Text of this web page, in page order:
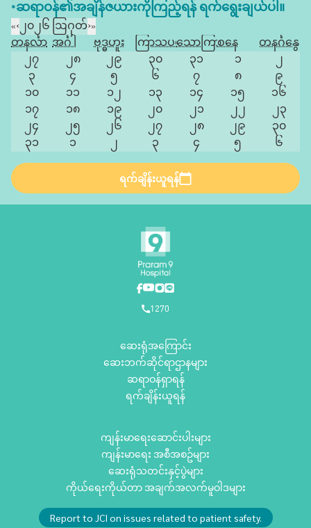
*ဆရာဝန်၏အချိန်ဇယားကိုကြည့်ရန် ရက်ရွေးချယ်ပါ။
«‹ ၂၀၂၆ ဩဂုတ်›»
တနင်္လာ အင်္ဂါ ဗုဒ္ဓဟူး ကြာသပတေးသောကြာစနေ
တနင်္ဂနွေ
၂၇
၂၈ ၂၉ ၃၀ ၃၁ ၁
၂
၃
၄ ၅ ၆ ၇ ၈
၉
၁၀
၁၁ ၁၂ ၁၃ ၁၄ ၁၅
၁၆
၁၇
၁၈ ၁၉ ၂၀ ၂၁ ၂၂
၂၃
၂၄
၂၅ ၂၆ ၂၇ ၂၈ ၂၉
၃၀
၃၁
၁ ၂ ၃ ၄ ၅ ၆
ရက်ချိန်းယူရန်
1270
ဆေးရုံအကြောင်း
ဆေးဘက်ဆိုင်ရာဌာနများ
ဆရာဝန်ရှာရန်
ရက်ချိန်းယူရန်
ကျန်းမာရေးဆောင်းပါးများ
ကျန်းမာရေး အစီအစဥ်များ
ဆေးရုံသတင်းနှင့်ပွဲများ
ကိုယ်ရေးကိုယ်တာ အချက်အလက်မူဝါဒများ
Report to JCI on issues related to patient safety.